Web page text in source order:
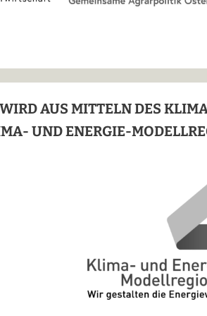
AUS MITTELN DES
UND ENERGIE-